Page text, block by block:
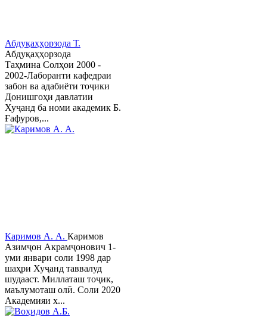
Абдуқаҳҳорзода Т.
Абдуқаҳҳорзода
Таҳмина Солҳои 2000 -
2002-Лаборанти кафедраи
забон ва адабиёти тоҷики
Донишгоҳи давлатии
Хуҷанд ба номи академик Б.
Ғафуров,...
Каримов А. А. Каримов
Азимҷон Акрамҷонович 1-
уми январи соли 1998 дар
шаҳри Хуҷанд таввалуд
шудааст. Миллаташ тоҷик,
маълумоташ олӣ. Соли 2020
Академияи х...